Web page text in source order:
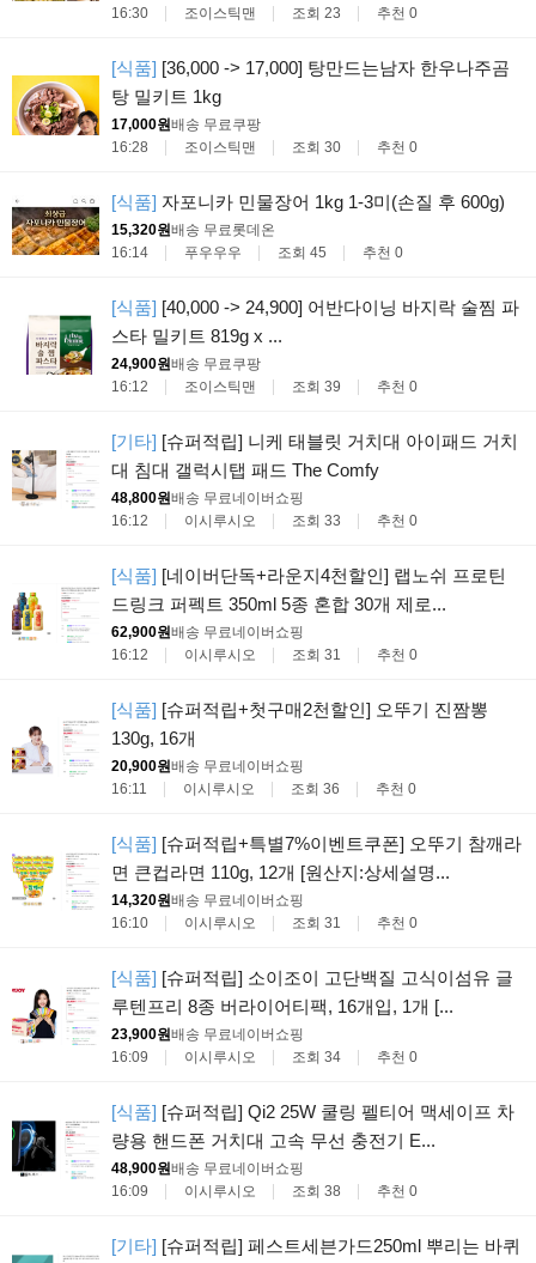
16:30 조이스틱맨 조회 23 추천 0
[식품] [36,000 -> 17,000] 탕만드는남자 한우나주곰
탕 밀키트 1kg
17,000원배송 무료쿠팡
16:28
조이스틱맨 조회 30 추천 0
[식품] 자포니카 민물장어 1kg 1-3미(손질 후 600g)
15,320원배송 무료롯데온
16:14
푸우우우 조회 45 추천 0
[식품] [40,000 -> 24,900] 어반다이닝 바지락 술찜 파
스타 밀키트 819g x ...
24,900원배송 무료쿠팡
16:12
조이스틱맨 조회 39 추천 0
[기타] [슈퍼적립] 니케 태블릿 거치대 아이패드 거치
대 침대 갤럭시탭 패드 The Comfy
48,800원배송 무료네이버쇼핑
16:12
이시루시오 조회 33 추천 0
[식품] [네이버단독+라운지4천할인] 랩노쉬 프로틴
드링크 퍼펙트 350ml 5종 혼합 30개 제로...
62,900원배송 무료네이버쇼핑
16:12
이시루시오 조회 31 추천 0
[식품] [슈퍼적립+첫구매2천할인] 오뚜기 진짬뽕
130g, 16개
20,900원배송 무료네이버쇼핑
16:11
이시루시오 조회 36 추천 0
[식품] [슈퍼적립+특별7%이벤트쿠폰] 오뚜기 참깨라
면 큰컵라면 110g, 12개 [원산지:상세설명...
14,320원배송 무료네이버쇼핑
16:10
이시루시오 조회 31 추천 0
[식품] [슈퍼적립] 소이조이 고단백질 고식이섬유 글
루텐프리 8종 버라이어티팩, 16개입, 1개 [...
23,900원배송 무료네이버쇼핑
16:09
이시루시오 조회 34 추천 0
[식품] [슈퍼적립] Qi2 25W 쿨링 펠티어 맥세이프 차
량용 핸드폰 거치대 고속 무선 충전기 E...
48,900원배송 무료네이버쇼핑
16:09
이시루시오 조회 38 추천 0
[기타] [슈퍼적립] 페스트세븐가드250ml 뿌리는 바퀴